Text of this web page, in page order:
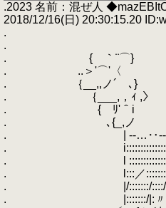
.2023 名前：混ぜ人
2018/12/16(日) 20:30:15.20
.
.
. { ｀¨⌒}
. ..＞'⌒'〈
. ｛__,,ノ´ ､}
. ｛___,，ｨ ,〉
. { ﾘ'＾i
. ､{_,ノ
. | -‐…‥‐-
.
. l
. l:::／
. |/:::::::/::::/:::/
. |:::::::/|:〃::/:::/